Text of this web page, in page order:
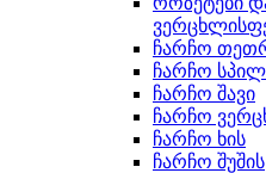
ჩარჩო
ჩარჩო
ჩარჩო შავი
ჩარჩო
ჩარჩო ხის
ჩარჩო შუშის